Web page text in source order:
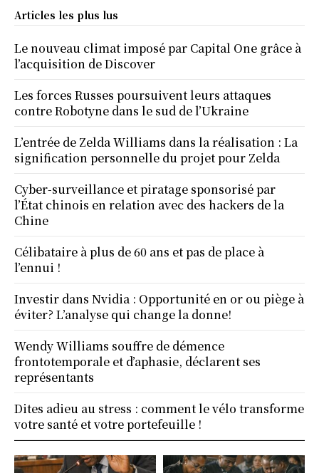
Articles les plus lus
Le nouveau climat imposé par Capital One grâce à
l’acquisition de Discover
Les forces Russes poursuivent leurs attaques
contre Robotyne dans le sud de l’Ukraine
L’entrée de Zelda Williams dans la réalisation : La
signification personnelle du projet pour Zelda
Cyber-surveillance et piratage sponsorisé par
l’État chinois en relation avec des hackers de la
Chine
Célibataire à plus de 60 ans et pas de place à
l’ennui !
Investir dans Nvidia : Opportunité en or ou piège à
éviter? L’analyse qui change la donne!
Wendy Williams souffre de démence
frontotemporale et d’aphasie, déclarent ses
représentants
Dites adieu au stress : comment le vélo transforme
votre santé et votre portefeuille !